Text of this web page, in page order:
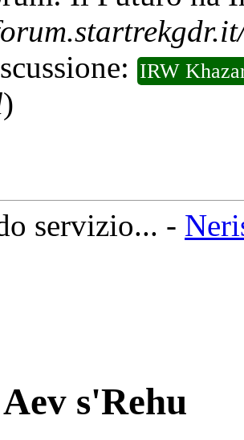
IRW
)
servizio... -
s'Rehu